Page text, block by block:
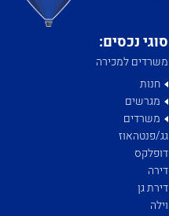
סוגי נכסים:
משרדים למכירה
חנות
מגרשים
משרדים
גג/פנטהאוז
דופלקס
דירה
דירת גן
וילה